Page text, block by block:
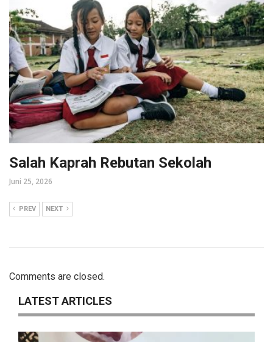
Salah Kaprah Rebutan Sekolah
Juni 25, 2026
PREV NEXT
Comments are closed.
LATEST ARTICLES